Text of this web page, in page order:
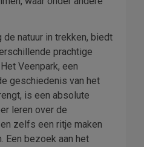
natuur in trekken, biedt
prachtige
Veenpark, een
geschiedenis van het
is een absolute
leren over de
zelfs een ritje maken
Een bezoek aan het